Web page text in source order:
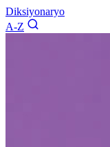
Diksiyonaryo
A-Z